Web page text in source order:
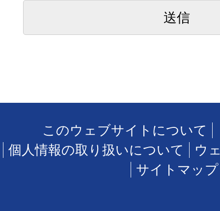
このウェブサイトについて
個人情報の取り扱いについて
ウ
サイトマップ